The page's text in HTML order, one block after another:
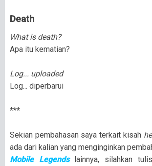
Death
What is death?
Apa itu kematian?
Log... uploaded
Log... diperbarui
***
Sekian pembahasan saya terkait kisah
ada dari kalian yang menginginkan
Mobile Legendslainnya, silahkan